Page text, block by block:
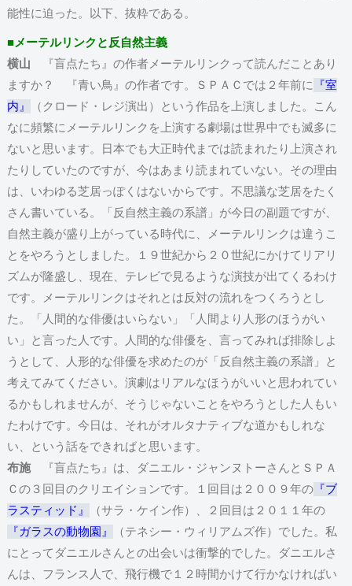
能性に迫った。以下、抜粋である。
■メーテルリンクと反自然主義
横山 『盲点たち』の作者メーテルリンクって読んだことあり
ますか？ 『青い鳥』の作者です。ＳＰＡＣでは２年前に
『室
内』
（クロード・レジ演出）という作品を上演しました。こん
なに頻繁にメーテルリンクを上演する劇場は世界中でも滅多に
ないと思います。日本でも大正時代までは読まれたり上演され
たりしていたのですが、今はあまり読まれていない。その理由
は、いわゆる芝居っぽくはないからです。不思議な芝居をたく
さん書いている。「反自然主義の系譜」が今日の副題ですが、
自然主義が盛り上がっている時代に、メーテルリンクは違うこ
とをやろうとしました。１９世紀から２０世紀にかけてリアリ
ズムが隆盛し、現在、テレビで見るような演技が出てくるわけ
です。メーテルリンクはそれとは反対の流れをつくろうとし
た。「人間的な俳優はいらない」「人間より人形のほうがい
い」と言った人です。人間的な俳優を、言ってみれば排除しよ
うとして、人形的な俳優を求めたのが「反自然主義の系譜」と
考えてみてください。演劇はリアルなほうがいいと思われてい
るかもしれませんが、そうじゃないことをやろうとした人もい
たわけです。今日は、それがオルタナティブな道かもしれな
い、という話をできればと思います。
布施『盲点たち』は、ダニエル・ジャンヌトーさんとＳＰＡ
Ｃの３回目のクリエイションです。１回目は２００９年の『ブ
ラスティッド』
（サラ・ケイン作）、２回目は２０１１年の
『ガラスの動物園』
（テネシー・ウィリアムズ作）でした。私
にとってダニエルさんとの出会いは衝撃的でした。ダニエルさ
んは、フランス人で、飛行機で１２時間かけて行かなければい